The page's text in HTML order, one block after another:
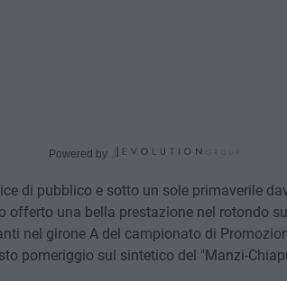
Powered by
di pubblico e sotto un sole primaverile
offerto una bella prestazione nel rotondo
nel girone A del campionato di
pomeriggio sul sintetico del "Manzi-